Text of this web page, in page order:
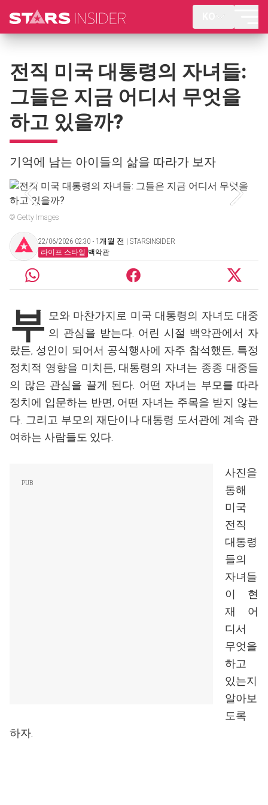
전직 미국 대통령의 자녀들:
그들은 지금 어디서 무엇을
하고 있을까?
기억에 남는 아이들의 삶을 따라가 보자
© Getty Images
22/06/2026 02:30 ‧ 1개월 전 | STARSINSIDER
라이프 스타일 백악관
부 모와 마찬가지로 미국 대통령의 자녀도 대중
의 관심을 받는다. 어린 시절 백악관에서 자
랐든, 성인이 되어서 공식행사에 자주 참석했든, 특정
정치적 영향을 미치든, 대통령의 자녀는 종종 대중들
의 많은 관심을 끌게 된다. 어떤 자녀는 부모를 따라
정치에 입문하는 반면, 어떤 자녀는 주목을 받지 않는
다. 그리고 부모의 재단이나 대통령 도서관에 계속 관
여하는 사람들도 있다.
사진을
통해
미국
전직
대통령
들의
자녀들
이 현
재 어
디서
무엇을
하고
있는지
알아보
도록
하자.